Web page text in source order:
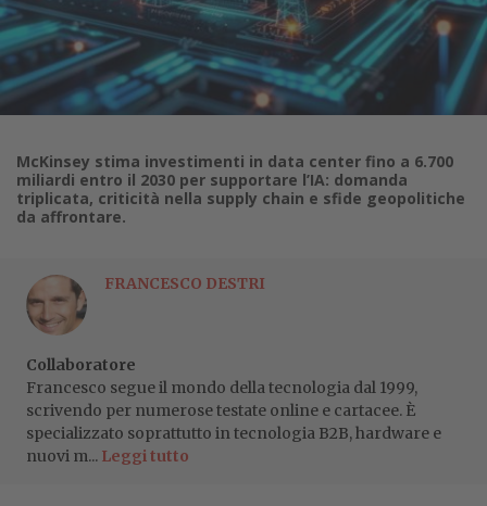
McKinsey stima investimenti in data center fino a 6.700
miliardi entro il 2030 per supportare l’IA: domanda
triplicata, criticità nella supply chain e sfide geopolitiche
da affrontare.
FRANCESCO DESTRI
Collaboratore
Francesco segue il mondo della tecnologia dal 1999,
scrivendo per numerose testate online e cartacee. È
specializzato soprattutto in tecnologia B2B, hardware e
nuovi m... Leggi tutto